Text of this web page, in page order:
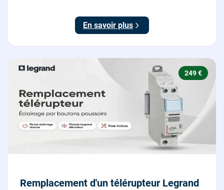
En savoir plus
249 €
Remplacement d'un télérupteur Legrand